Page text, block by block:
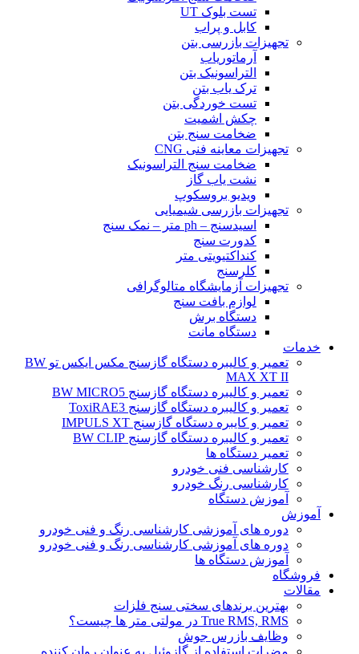
تست بلوک UT
کابل و پراب
تجهیزات بازرسی بتن
آرماتوریاب
التراسونیک بتن
ترک یاب بتن
تست خوردگی بتن
چکش اشمیت
ضخامت سنج بتن
تجهیزات معاینه فنی CNG
ضخامت سنج التراسونیک
نشت یاب گاز
ویدیو بروسکوپ
تجهیزات بازرسی شیمیایی
اسیدسنج – ph متر – نمک سنج
کدورت سنج
کنداکتیویتی متر
کلرسنج
تجهیزات آزمایشگاه متالوگرافی
لوازم بافت سنج
دستگاه برش
دستگاه مانت
خدمات
تعمیر و کالیبره دستگاه گازسنج مکس ایکس تو BW
MAX XT II
تعمیر و کالیبره دستگاه گازسنج BW MICRO5
تعمیر و کالیبره دستگاه گازسنج ToxiRAE3
تعمیر و کایبره دستگاه گازسنج IMPULS XT
تعمیر و کالیبره دستگاه گازسنج BW CLIP
تعمیر دستگاه ها
کارشناسی فنی خودرو
کارشناسی رنگ خودرو
آموزش دستگاه
آموزش
دوره های آموزشی کارشناسی رنگ و فنی خودرو
دوره های آموزشی کارشناسی رنگ و فنی خودرو
آموزش دستگاه ها
فروشگاه
مقالات
بهترین برندهای سختی سنج فلزات
True RMS, RMS در مولتی متر ها چیست؟
وظایف بازرس جوش